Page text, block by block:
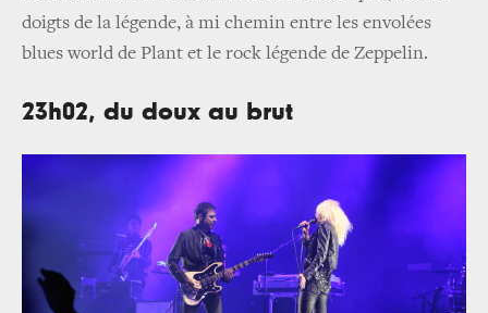
doigts de la légende, à mi chemin entre les envolées
blues world de Plant et le rock légende de Zeppelin.
23h02, du doux au brut